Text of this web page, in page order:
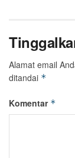
Alamat email
ditandai *
Komentar *